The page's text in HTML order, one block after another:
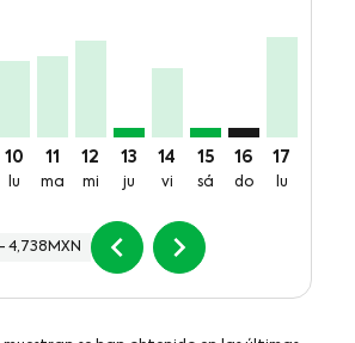
10
lu
11
ma
12
mi
13
ju
14
vi
15
sá
16
do
17
lu
- 4,738MXN chevron_left chevron_right